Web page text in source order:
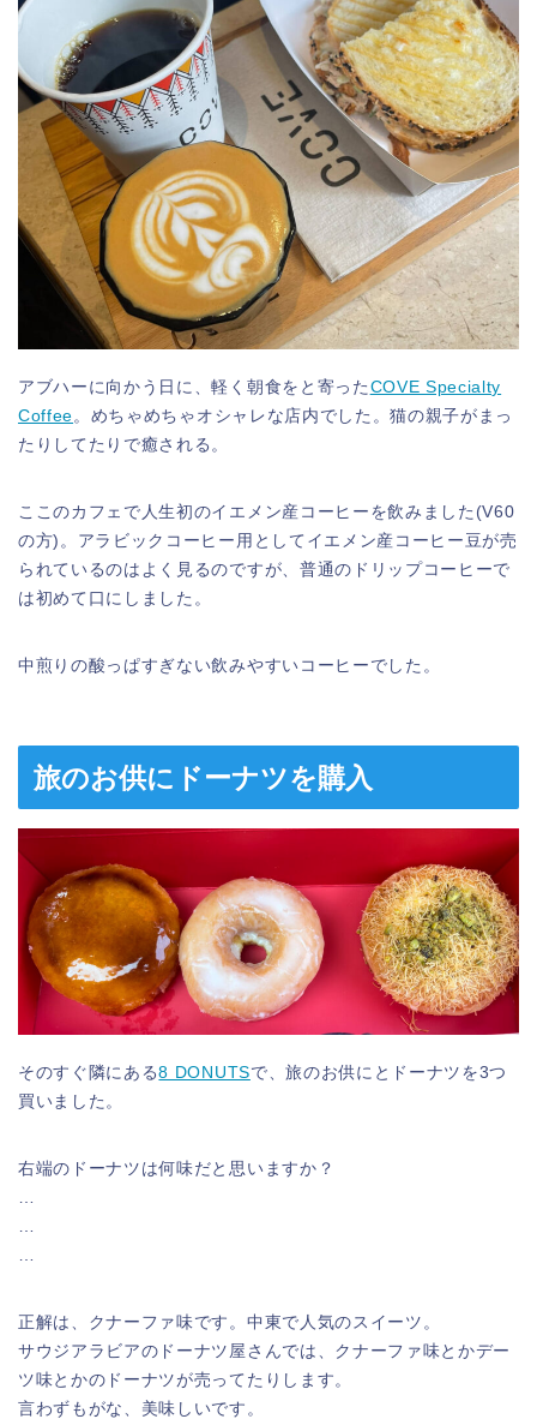
アブハーに向かう日に、軽く朝食をと寄った COVE Specialty
Coffee 。めちゃめちゃオシャレな店内でした。猫の親子がまっ
たりしてたりで癒される。
ここのカフェで人生初のイエメン産コーヒーを飲みました(V60
の方)。アラビックコーヒー用としてイエメン産コーヒー豆が売
られているのはよく見るのですが、普通のドリップコーヒーで
は初めて口にしました。
中煎りの酸っぱすぎない飲みやすいコーヒーでした。
旅のお供にドーナツを購入
そのすぐ隣にある8 DONUTSで、旅のお供にとドーナツを3つ
買いました。
右端のドーナツは何味だと思いますか？
…
…
…
正解は、クナーファ味です。中東で人気のスイーツ。
サウジアラビアのドーナツ屋さんでは、クナーファ味とかデー
ツ味とかのドーナツが売ってたりします。
言わずもがな、美味しいです。